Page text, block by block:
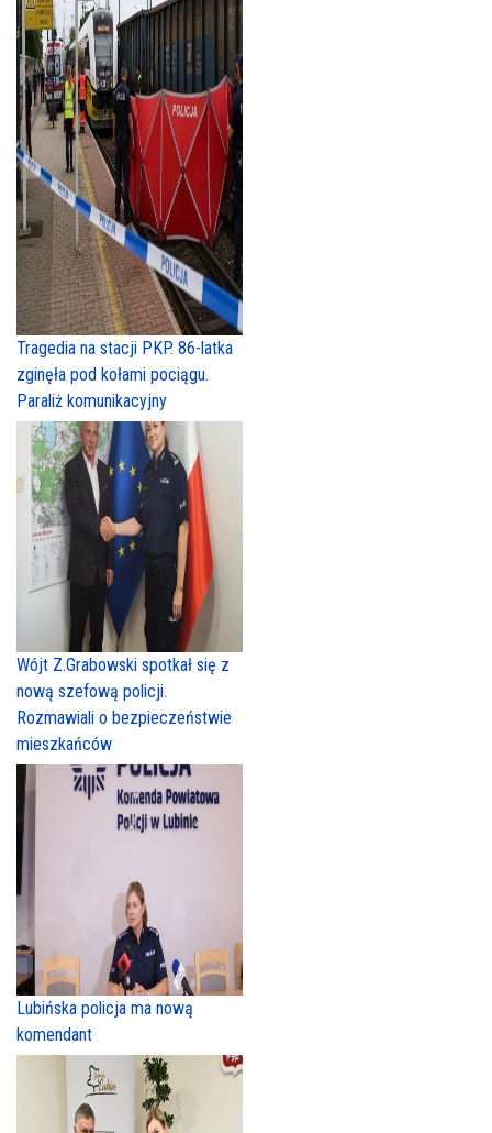
Tragedia na stacji PKP. 86-latka
zginęła pod kołami pociągu.
Paraliż komunikacyjny
Wójt Z.Grabowski spotkał się z
nową szefową policji.
Rozmawiali o bezpieczeństwie
mieszkańców
Lubińska policja ma nową
komendant